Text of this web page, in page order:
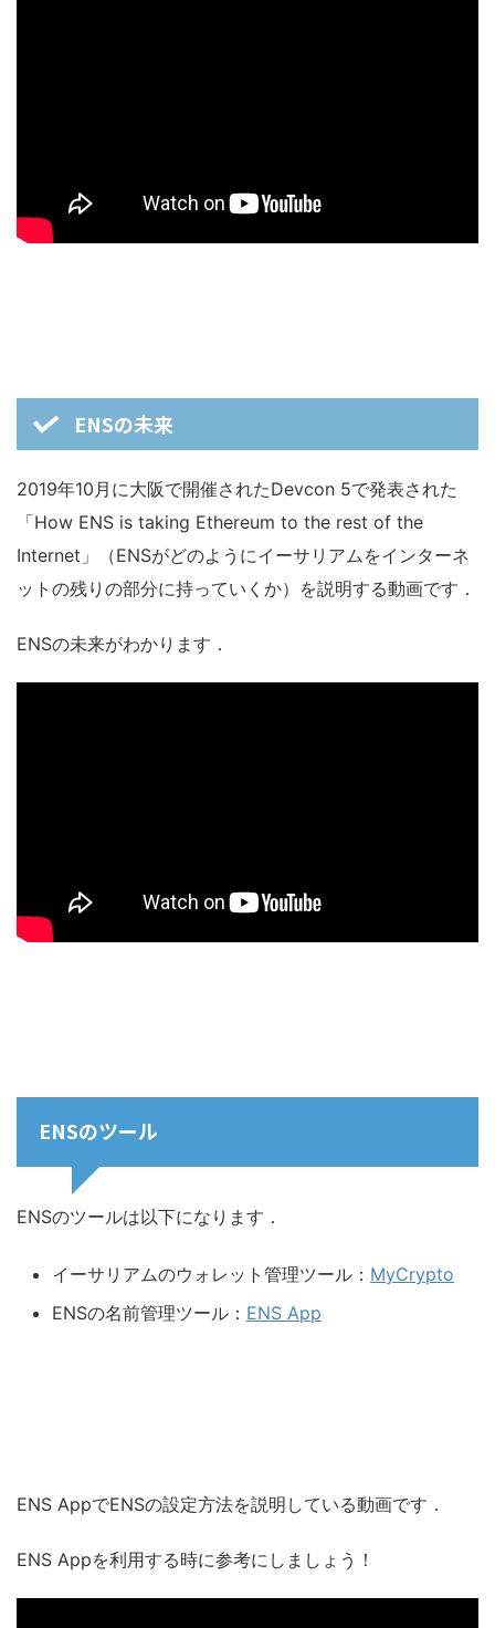
ENSの未来
2019年10月に大阪で開催されたDevcon 5で発表された
「How ENS is taking Ethereum to the rest of the
Internet」（ENSがどのようにイーサリアムをインターネ
ットの残りの部分に持っていくか）を説明する動画です．
ENSの未来がわかります．
ENSのツール
ENSのツールは以下になります．
イーサリアムのウォレット管理ツール： MyCrypto
ENSの名前管理ツール： ENS App
ENS AppでENSの設定方法を説明している動画です．
ENS Appを利用する時に参考にしましょう！